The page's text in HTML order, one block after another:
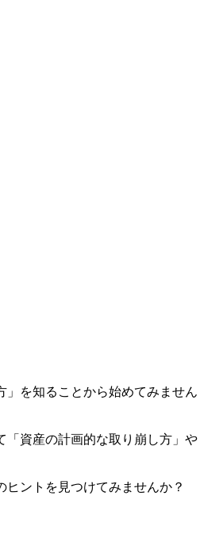
を知ることから始めてみません
「資産の計画的な取り崩し方」や
ントを見つけてみませんか？